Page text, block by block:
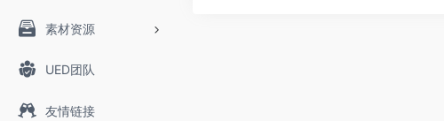
素材资源
UED团队
友情链接